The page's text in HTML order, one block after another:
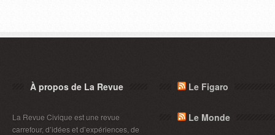
À propos de La Revue
La Revue Civique est une revue
carrefour, d’idées et d’expériences, de
Le Figaro
Le Monde